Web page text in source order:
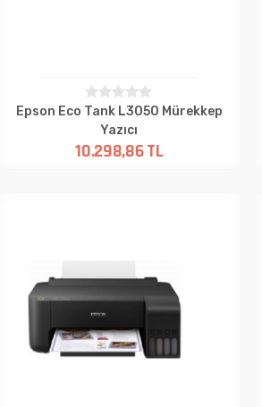
Epson Eco Tank L3050 Mürekkep
Yazıcı
Renkli/Fotokopi/Tarayıcı/Wi-Fi
10.298,86 TL